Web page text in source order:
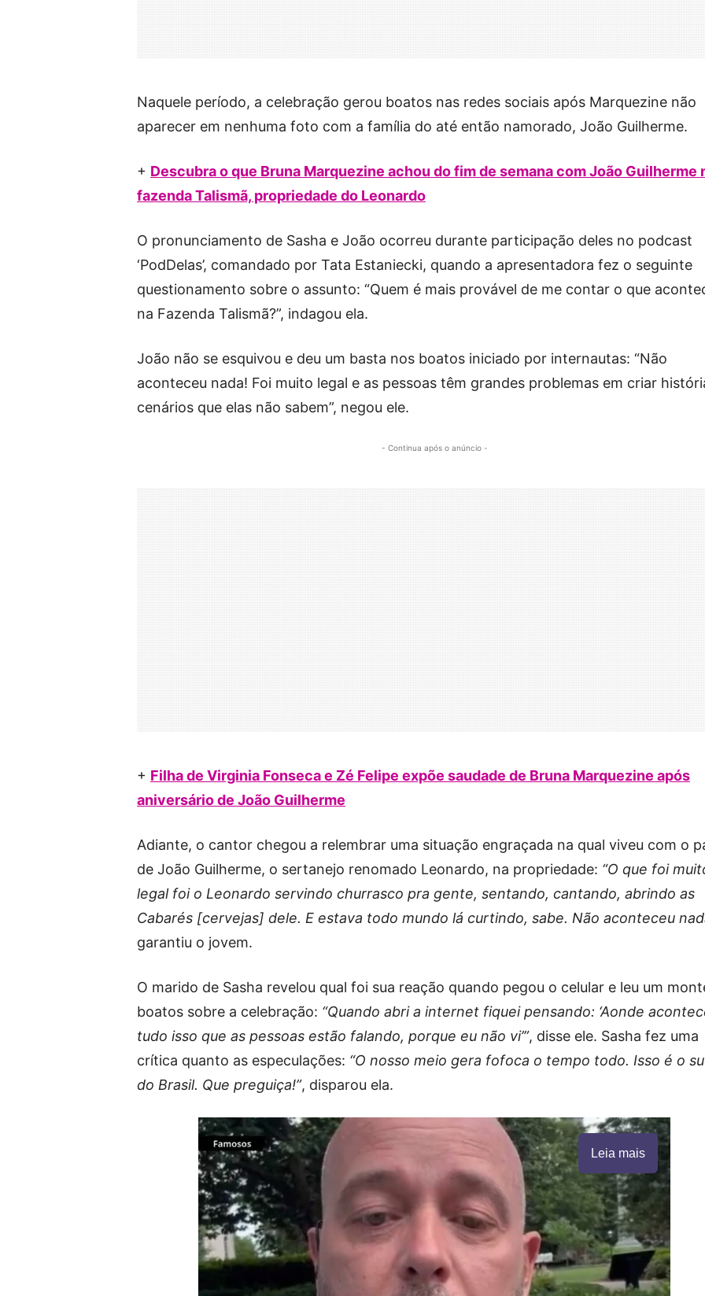
Naquele período, a celebração gerou boatos nas redes sociais após Marquezine não
aparecer em nenhuma foto com a família do até então namorado, João Guilherme.
+ Descubra o que Bruna Marquezine achou do fim de semana com João Guilherme
fazenda Talismã, propriedade do Leonardo
O pronunciamento de Sasha e João ocorreu durante participação deles no podcast
‘PodDelas’, comandado por Tata Estaniecki, quando a apresentadora fez o seguinte
questionamento sobre o assunto: “Quem é mais provável de me contar o que
na Fazenda Talismã?”, indagou ela.
João não se esquivou e deu um basta nos boatos iniciado por internautas: “Não
aconteceu nada! Foi muito legal e as pessoas têm grandes problemas em criar
cenários que elas não sabem”, negou ele.
- Continua após o anúncio -
+ Filha de Virginia Fonseca e Zé Felipe expõe saudade de Bruna Marquezine após
aniversário de João Guilherme
Adiante, o cantor chegou a relembrar uma situação engraçada na qual viveu com o
de João Guilherme, o sertanejo renomado Leonardo, na propriedade: “O que foi
legal foi o Leonardo servindo churrasco pra gente, sentando, cantando, abrindo as
Cabarés [cervejas] dele. E estava todo mundo lá curtindo, sabe. Não aconteceu
garantiu o jovem.
O marido de Sasha revelou qual foi sua reação quando pegou o celular e leu um
boatos sobre a celebração: “Quando abri a internet fiquei pensando: ‘Aonde
tudo isso que as pessoas estão falando, porque eu não vi’”, disse ele. Sasha fez uma
crítica quanto as especulações: “O nosso meio gera fofoca o tempo todo. Isso é o
do Brasil. Que preguiça!”, disparou ela.
Leia mais